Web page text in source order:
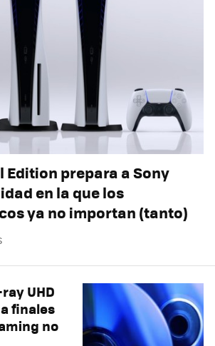
Edition prepara a Sony
en la que los
ya no importan (tanto)
UHD
finales
no